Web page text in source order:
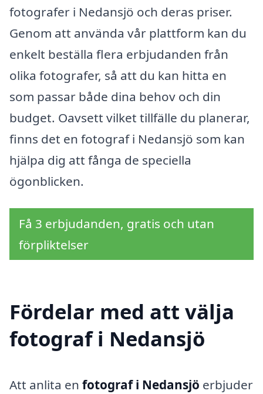
fotografer i Nedansjö och deras priser.
Genom att använda vår plattform kan du
enkelt beställa flera erbjudanden från
olika fotografer, så att du kan hitta en
som passar både dina behov och din
budget. Oavsett vilket tillfälle du planerar,
finns det en fotograf i Nedansjö som kan
hjälpa dig att fånga de speciella
ögonblicken.
Få 3 erbjudanden, gratis och utan
förpliktelser
Fördelar med att välja
fotograf i Nedansjö
Att anlita en fotograf i Nedansjö erbjuder